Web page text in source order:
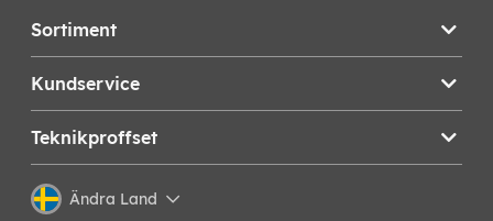
Sortiment
Kundservice
Teknikproffset
Ändra Land